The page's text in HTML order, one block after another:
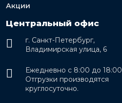
Акции
Центральный офис
г. Санкт-Петербург,
Владимирская улица, 6
Ежедневно с 8:00 до 18:00
Отгрузки производятся
круглосуточно.